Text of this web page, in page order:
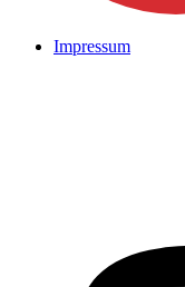
Impressum